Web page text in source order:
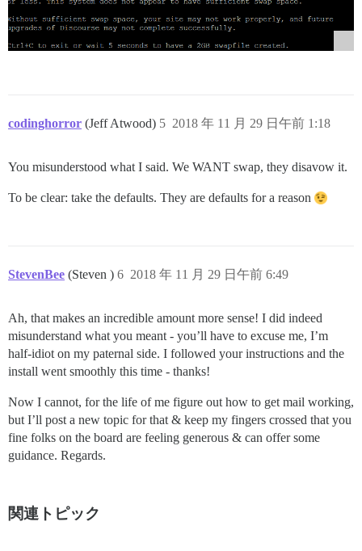
codinghorror (Jeff Atwood) 2018 年 11 月 29 日午前 1:18
5
You misunderstood what I said. We WANT swap, they disavow it.
To be clear: take the defaults. They are defaults for a reason
StevenBee (Steven ) 2018 年 11 月 29 日午前 6:49
6
Ah, that makes an incredible amount more sense! I did indeed
misunderstand what you meant - you’ll have to excuse me, I’m
half-idiot on my paternal side. I followed your instructions and the
install went smoothly this time - thanks!
Now I cannot, for the life of me figure out how to get mail working,
but I’ll post a new topic for that & keep my fingers crossed that you
fine folks on the board are feeling generous & can offer some
guidance. Regards.
関連トピック